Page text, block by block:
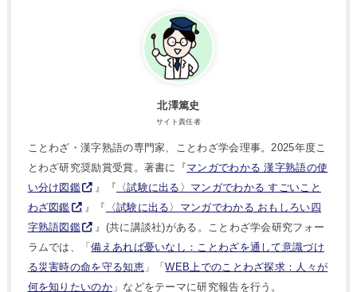
北澤篤史
サイト責任者
ことわざ・漢字熟語の専門家、ことわざ学会理事。2025年度こ
とわざ研究奨励賞受賞。著書に『マンガでわかる 漢字熟語の使
い分け図鑑
』『 〈試験に出る〉マンガでわかる すごいこと
わざ図鑑
』『
〈試験に出る〉マンガでわかる おもしろい四
字熟語図鑑
』(共に講談社)がある。ことわざ学会研究フォー
ラムでは、「備えあれば憂いなし：ことわざを通して意識づけ
る災害時の命を守る知恵」「WEB上でのことわざ探求：人々が
何を知りたいのか」などをテーマに研究報告を行う。